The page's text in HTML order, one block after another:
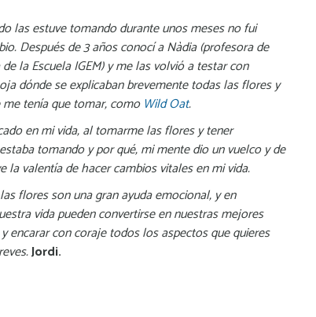
las estuve tomando durante unos meses no fui
Después de 3 años conocí a Nàdia (profesora de
la Escuela IGEM) y me las volvió a testar con
dónde se explicaban brevemente todas las flores y
tenía que tomar, comoWild Oat.
en mi vida, al tomarme las flores y tener
tomando y por qué, mi mente dio un vuelco y de
la valentía de hacer cambios vitales en mi vida.
flores son una gran ayuda emocional, y en
vida pueden convertirse en nuestras mejores
encarar con coraje todos los aspectos que quieres
Jordi.